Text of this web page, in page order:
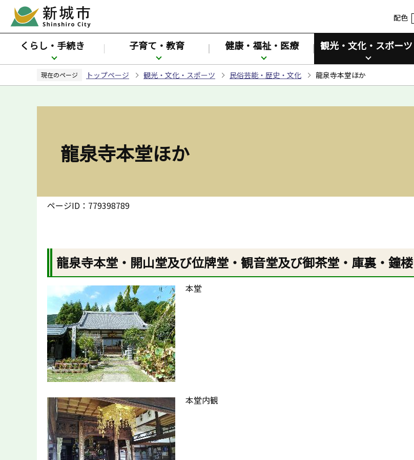
ペ
ジ
先
配色
くらし・手続き 子育て・教育 健康・福祉・医療 観光・文化・スポーツ
現在のページ トップページ 観光・文化・スポーツ 民俗芸能・歴史・文化 龍泉寺本堂ほか
龍泉寺本堂ほか
ページID：779398789
龍泉寺本堂・開山堂及び位牌堂・観音堂及び御茶堂・庫裏・鐘楼
本堂
本堂内観